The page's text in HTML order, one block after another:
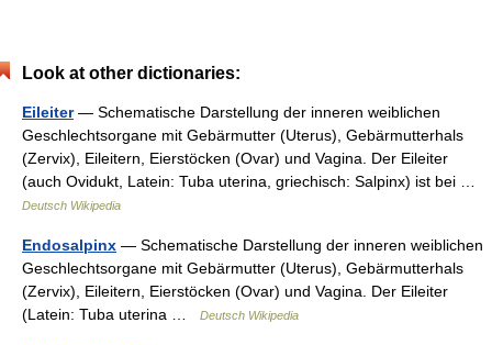
Look at other dictionaries:
Eileiter— Schematische Darstellung der inneren weiblichen
Geschlechtsorgane mit Gebärmutter (Uterus), Gebärmutterhals
(Zervix), Eileitern, Eierstöcken (Ovar) und Vagina. Der Eileiter
(auch Ovidukt, Latein: Tuba uterina, griechisch: Salpinx) ist bei …
Deutsch Wikipedia
Endosalpinx — Schematische Darstellung der inneren weiblichen
Geschlechtsorgane mit Gebärmutter (Uterus), Gebärmutterhals
(Zervix), Eileitern, Eierstöcken (Ovar) und Vagina. Der Eileiter
(Latein: Tuba uterina …
Deutsch Wikipedia